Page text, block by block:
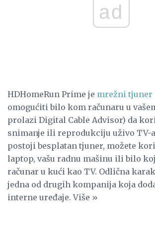
ad
HDHomeRun Prime je mrežni tjuner
omogućiti bilo kom računaru u
prolazi Digital Cable Advisor) da
snimanje ili reprodukciju uživo TV-
postoji besplatan tjuner, možete
laptop, vašu radnu mašinu ili bilo
računar u kući kao TV. Odlična
jedna od drugih kompanija koja
interne uređaje. Više »